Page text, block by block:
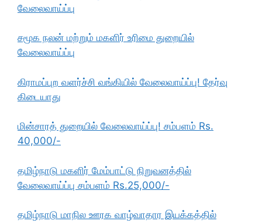
வேலைவாய்ப்பு
சமூக நலன் மற்றும் மகளிர் உரிமை துறையில்
வேலைவாய்ப்பு
கிராமப்புற வளர்ச்சி வங்கியில் வேலைவாய்ப்பு! தேர்வு
கிடையாது
மின்சாரத் துறையில் வேலைவாய்ப்பு! சம்பளம் Rs.
40,000/-
தமிழ்நாடு மகளிர் மேம்பாட்டு நிறுவனத்தில்
வேலைவாய்ப்பு சம்பளம் Rs.25,000/-
தமிழ்நாடு மாநில ஊரக வாழ்வாதார இயக்கத்தில்